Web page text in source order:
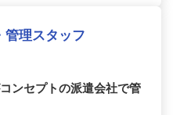
管理スタッフ
ンセプトの派遣会社で管